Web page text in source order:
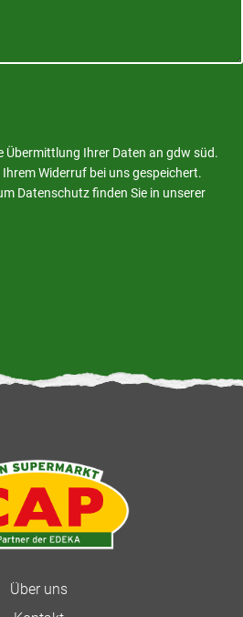
Übermittlung Ihrer Daten an gdw süd.
Widerruf bei uns gespeichert.
Datenschutz finden Sie in unserer
Über uns